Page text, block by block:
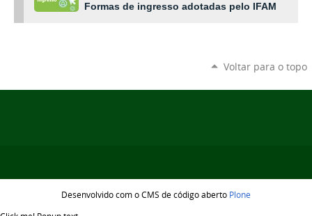
Formas de ingresso adotadas pelo IFAM
Voltar para o topo
Desenvolvido com o CMS de código aberto Plone